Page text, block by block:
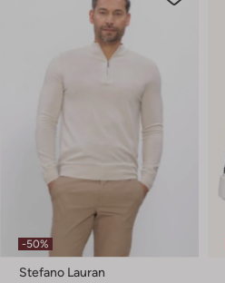
-50%
Stefano Lauran